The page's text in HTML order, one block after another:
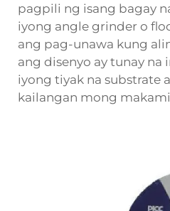
pagpili ng isang bagay
iyong angle grinder o
ang pag-unawa kung
ang disenyo ay tunay na
iyong tiyak na substrate
kailangan mong